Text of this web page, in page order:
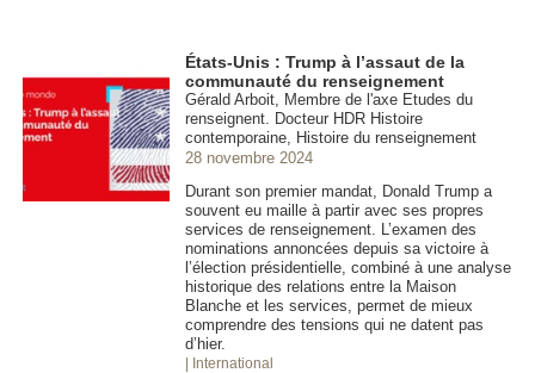
États-Unis : Trump à l’assaut de la
communauté du renseignement
Gérald Arboit, Membre de l'axe Etudes du
renseignent. Docteur HDR Histoire
contemporaine, Histoire du renseignement
28 novembre 2024
Durant son premier mandat, Donald Trump a
souvent eu maille à partir avec ses propres
services de renseignement. L’examen des
nominations annoncées depuis sa victoire à
l’élection présidentielle, combiné à une analyse
historique des relations entre la Maison
Blanche et les services, permet de mieux
comprendre des tensions qui ne datent pas
d’hier.
| International